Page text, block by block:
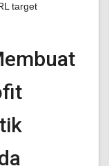
target